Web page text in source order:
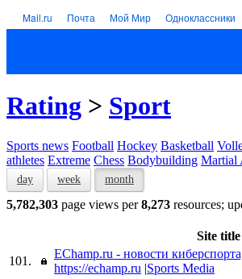
Mail.ru Почта Мой Мир Одноклассники
Rating > Sport
Sports news Football Hockey Basketball
athletes Extreme Chess Bodybuilding Martial
day week month
5,782,303 page views per8,273 resources;
Site title
101.
EChamp.ru - новости
https://echamp.ru |Sports Media